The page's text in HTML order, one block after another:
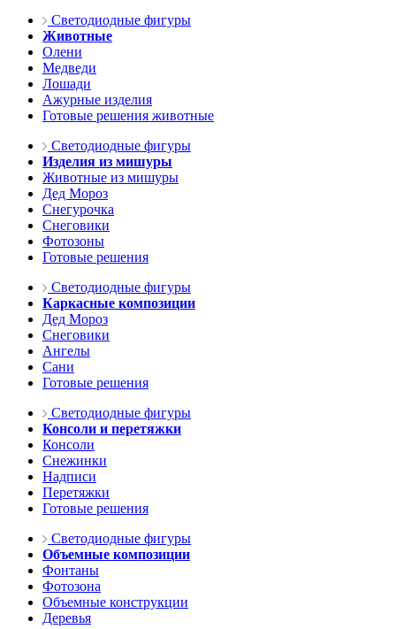
Светодиодные фигуры
Животные
Олени
Медведи
Лошади
Ажурные изделия
Готовые решения животные
Светодиодные фигуры
Изделия из мишуры
Животные из мишуры
Дед Мороз
Снегурочка
Снеговики
Фотозоны
Готовые решения
Светодиодные фигуры
Каркасные композиции
Дед Мороз
Снеговики
Ангелы
Сани
Готовые решения
Светодиодные фигуры
Консоли и перетяжки
Консоли
Снежинки
Надписи
Перетяжки
Готовые решения
Светодиодные фигуры
Объемные композиции
Фонтаны
Фотозона
Объемные конструкции
Деревья